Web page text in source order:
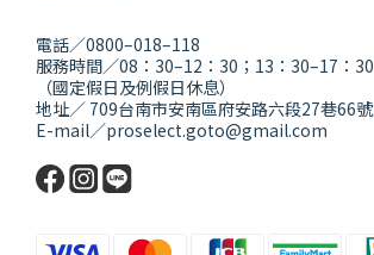
電話／0800–018–118
服務時間／08：30–12：30；13：30–17：30
（國定假日及例假日休息）
地址／ 709台南市安南區府安路六段27巷66號
E-mail／proselect.goto@gmail.com